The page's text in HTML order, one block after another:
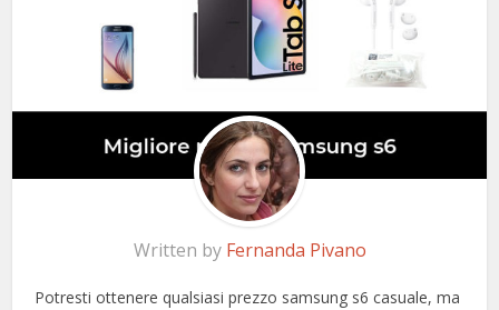
Written by Fernanda Pivano
Potresti ottenere qualsiasi prezzo samsung s6 casuale, ma